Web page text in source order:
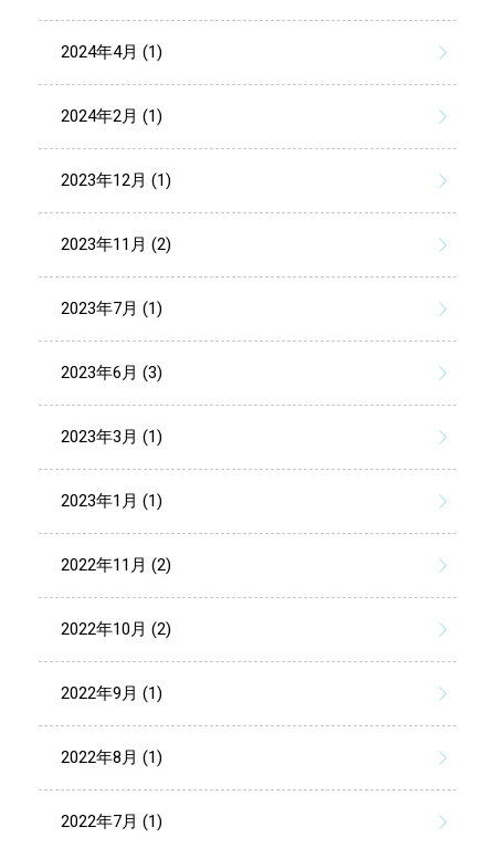
2024年4月 (1)
2024年2月 (1)
2023年12月 (1)
2023年11月 (2)
2023年7月 (1)
2023年6月 (3)
2023年3月 (1)
2023年1月 (1)
2022年11月 (2)
2022年10月 (2)
2022年9月 (1)
2022年8月 (1)
2022年7月 (1)